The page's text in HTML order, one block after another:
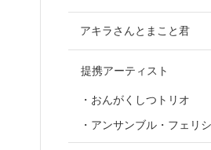
アキラさんとまこと君
提携アーティスト
・おんがくしつトリオ
・アンサンブル・フェリ